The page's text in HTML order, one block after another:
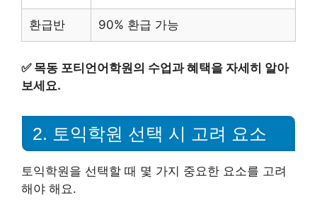
환급반 90% 환급 가능
✅ 목동 포티언어학원의 수업과 혜택을 자세히 알아
보세요.
2. 토익학원 선택 시 고려 요소
토익학원을 선택할 때 몇 가지 중요한 요소를 고려
해야 해요.